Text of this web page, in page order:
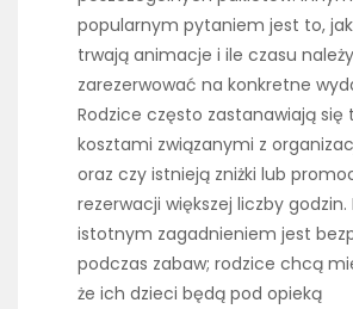
popularnym pytaniem jest to, jak
trwają animacje i ile czasu należy
zarezerwować na konkretne
Rodzice często zastanawiają się
kosztami związanymi z
oraz czy istnieją zniżki lub
rezerwacji większej liczby godzin.
istotnym zagadnieniem jest
podczas zabaw; rodzice chcą
że ich dzieci będą pod opieką